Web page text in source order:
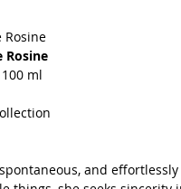
Rosine
Rosine
ml
and